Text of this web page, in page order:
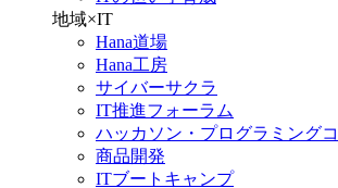
地域×IT
Hana道場
Hana工房
サイバーサクラ
IT推進フォーラム
ハッカソン・プログラミング
商品開発
ITブートキャンプ